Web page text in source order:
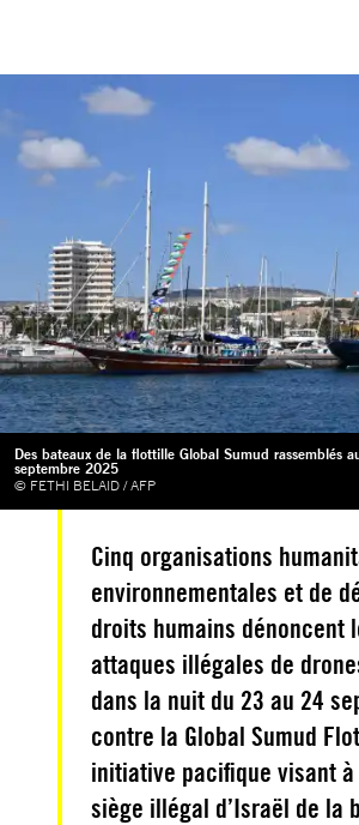
Des bateaux de la flottille Global Sumud rassemblés
septembre 2025
© FETHI BELAID / AFP
Cinq organisations
environnementales et de
droits humains dénoncent
attaques illégales de
dans la nuit du 23 au 24
contre la Global Sumud
initiative pacifique visant
siège illégal d’Israël de la